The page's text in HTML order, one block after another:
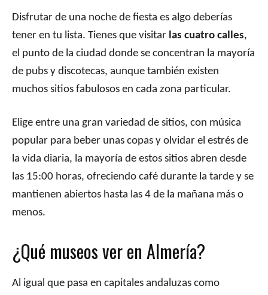
Disfrutar de una noche de fiesta es algo deberías
tener en tu lista. Tienes que visitar las cuatro calles,
el punto de la ciudad donde se concentran la mayoría
de pubs y discotecas, aunque también existen
muchos sitios fabulosos en cada zona particular.
Elige entre una gran variedad de sitios, con música
popular para beber unas copas y olvidar el estrés de
la vida diaria, la mayoría de estos sitios abren desde
las 15:00 horas, ofreciendo café durante la tarde y se
mantienen abiertos hasta las 4 de la mañana más o
menos.
¿Qué museos ver en Almería?
Al igual que pasa en capitales andaluzas como